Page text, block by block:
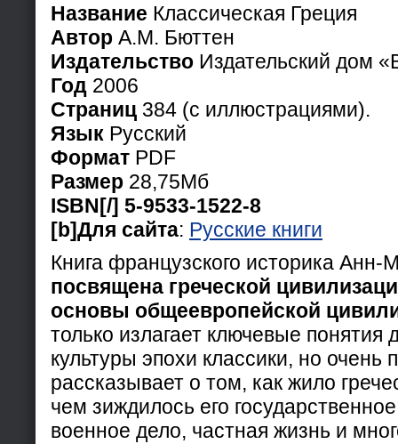
Название Классическая Греция
Автор А.М. Бюттен
Издательство Издательский дом
Год 2006
Страниц 384 (с иллюстрациями).
Язык Русский
Формат PDF
Размер 28,75Мб
ISBN[/] 5-9533-1522-8
[b]Для сайта: Русские книги
Книга французского историка
посвящена греческой
основы общеевропейской
только излагает ключевые понятия
культуры эпохи классики, но очень
рассказывает о том, как жило
чем зиждилось его
военное дело, частная жизнь и